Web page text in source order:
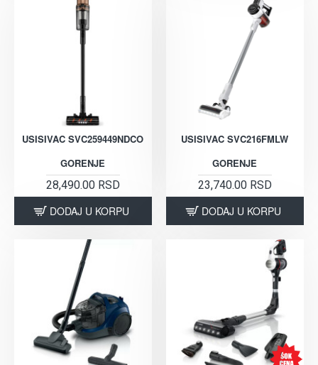
USISIVAC SVC259449NDCO
GORENJE
28,490.00 RSD
DODAJ U KORPU
USISIVAC SVC216FMLW
GORENJE
23,740.00 RSD
DODAJ U KORPU